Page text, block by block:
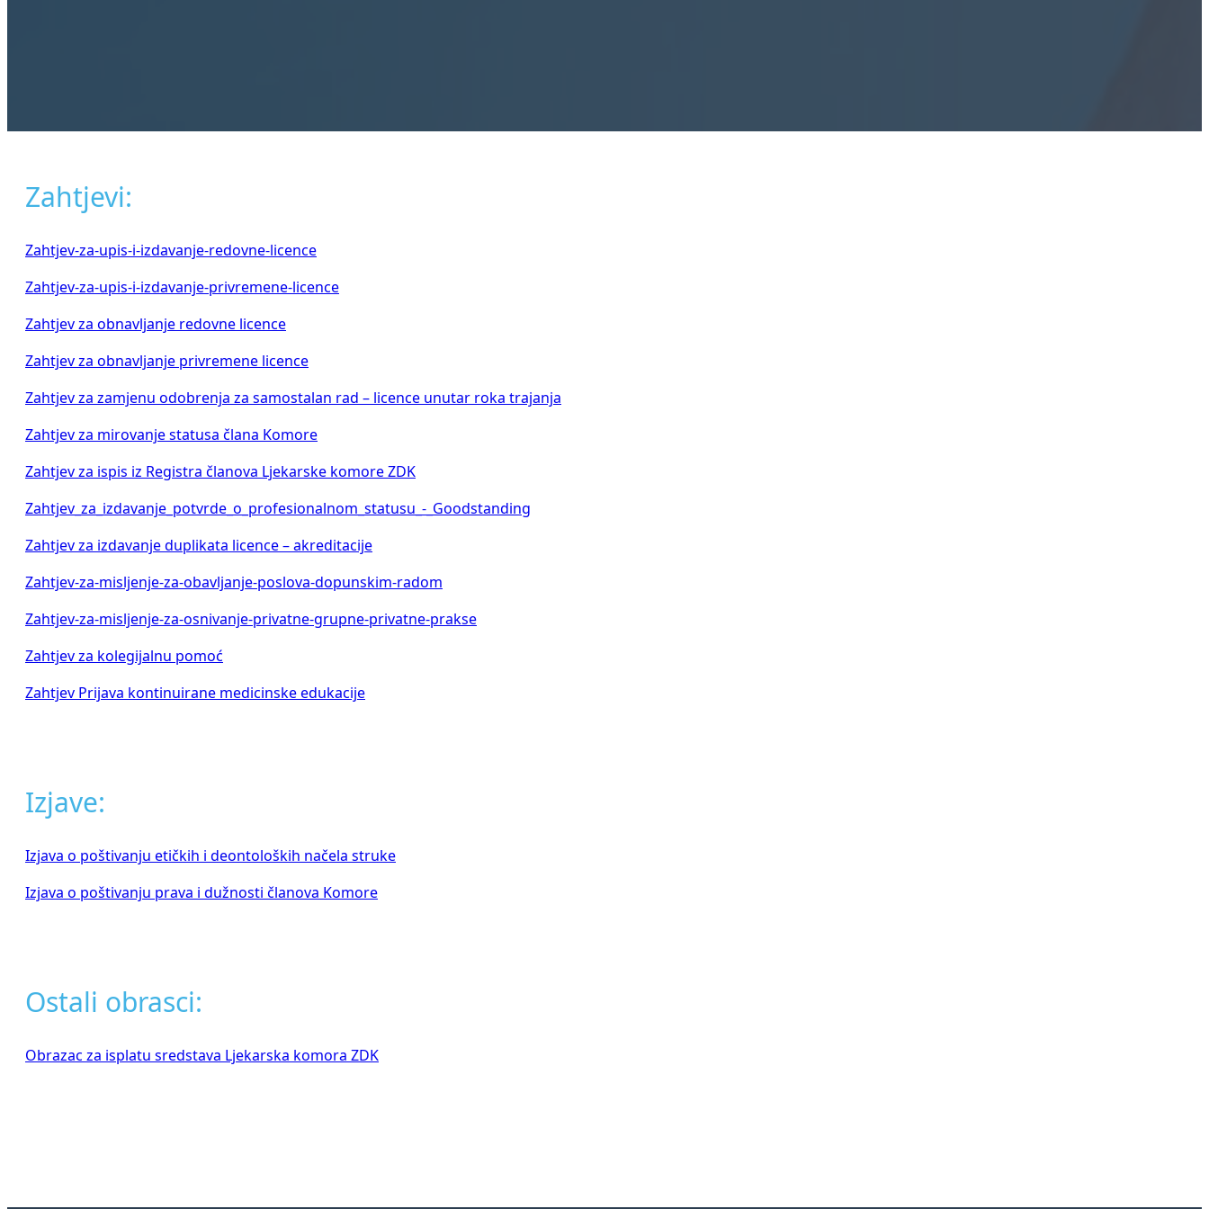
Zahtjevi:
Zahtjev-za-upis-i-izdavanje-redovne-licence
Zahtjev-za-upis-i-izdavanje-privremene-licence
Zahtjev za obnavljanje redovne licence
Zahtjev za obnavljanje privremene licence
Zahtjev za zamjenu odobrenja za samostalan rad – licence unutar roka trajanja
Zahtjev za mirovanje statusa člana Komore
Zahtjev za ispis iz Registra članova Ljekarske komore ZDK
Zahtjev_za_izdavanje_potvrde_o_profesionalnom_statusu_-_Goodstanding
Zahtjev za izdavanje duplikata licence – akreditacije
Zahtjev-za-misljenje-za-obavljanje-poslova-dopunskim-radom
Zahtjev-za-misljenje-za-osnivanje-privatne-grupne-privatne-prakse
Zahtjev za kolegijalnu pomoć
Zahtjev Prijava kontinuirane medicinske edukacije
Izjave:
Izjava o poštivanju etičkih i deontoloških načela struke
Izjava o poštivanju prava i dužnosti članova Komore
Ostali obrasci:
Obrazac za isplatu sredstava Ljekarska komora ZDK